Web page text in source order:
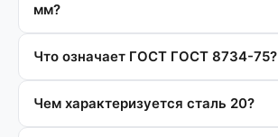
мм?
Что означает ГОСТ ГОСТ 8734-75?
Чем характеризуется сталь 20?